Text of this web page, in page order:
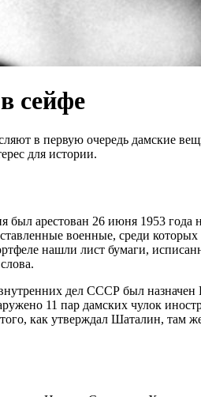
сейфе
в первую очередь дамские
для истории.
арестован 26 июня 1953 года
военные, среди
нашли лист бумаги,
дел СССР был
11 пар дамских чулок
как утверждал Шаталин, там